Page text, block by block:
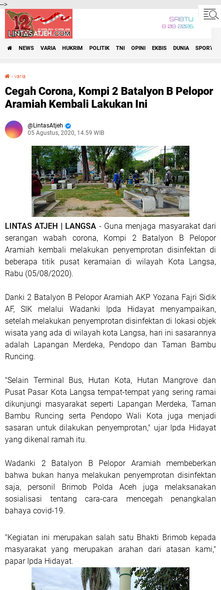
-->
SABTU
8•08•2026
NEWS VARIA HUKRIM POLITIK TNI OPINI EKBIS DUNIA SPORT
› varia
Cegah Corona, Kompi 2 Batalyon B Pelopor
Aramiah Kembali Lakukan Ini
LintasAtjeh
05 Agustus, 2020, 14.59 WIB
LINTAS ATJEH | LANGSA - Guna menjaga masyarakat dari
serangan wabah corona, Kompi 2 Batalyon B Pelopor
Aramiah kembali melakukan penyemprotan disinfektan di
beberapa titik pusat keramaian di wilayah Kota Langsa,
Rabu (05/08/2020).
Danki 2 Batalyon B Pelopor Aramiah AKP Yozana Fajri Sidik
AF, SIK melalui Wadanki Ipda Hidayat menyampaikan,
setelah melakukan penyemprotan disinfektan di lokasi objek
wisata yang ada di wilayah kota Langsa, hari ini sasarannya
adalah Lapangan Merdeka, Pendopo dan Taman Bambu
Runcing.
"Selain Terminal Bus, Hutan Kota, Hutan Mangrove dan
Pusat Pasar Kota Langsa tempat-tempat yang sering ramai
dikunjungi masyarakat seperti Lapangan Merdeka, Taman
Bambu Runcing serta Pendopo Wali Kota juga menjadi
sasaran untuk dilakukan penyemprotan," ujar Ipda Hidayat
yang dikenal ramah itu.
Wadanki 2 Batalyon B Pelopor Aramiah membeberkan
bahwa bukan hanya melakukan penyemprotan disinfektan
saja, personil Brimob Polda Aceh juga melaksanakan
sosialisasi tentang cara-cara mencegah penangkalan
bahaya covid-19.
"Kegiatan ini merupakan salah satu Bhakti Brimob kepada
masyarakat yang merupakan arahan dari atasan kami,"
papar Ipda Hidayat.